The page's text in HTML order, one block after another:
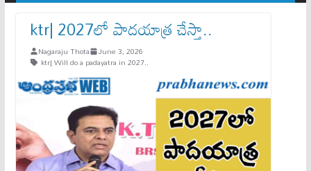
ktr| 2027లో పాదయాత్ర చేస్తా..
Nagaraju Thota June 3, 2026
ktr| Will do a padayatra in 2027..